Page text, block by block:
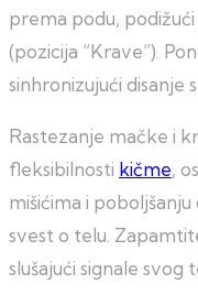
prema podu,
(pozicija “Krave”).
sinhronizujući disanje
Rastezanje mačke i
fleksibilnosti kičme,
mišićima i
svest o telu.
slušajući signale svog